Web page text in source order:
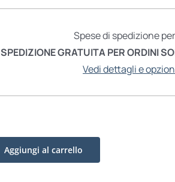
Spese di spedizione
SPEDIZIONE GRATUITA PER ORDINI
Vedi dettagli e
Aggiungi al carrello